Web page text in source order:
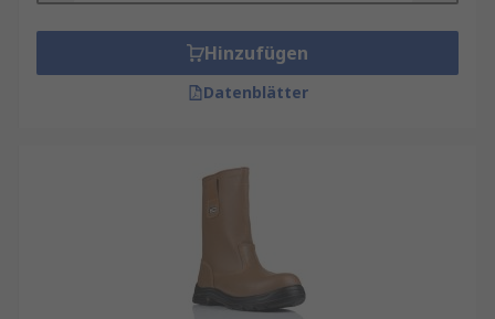
Hinzufügen
Datenblätter